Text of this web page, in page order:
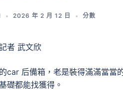
2026 年 2 月 12 日 分數
者 武文欣
car 后備箱，老是裝得滿滿當當
礎都能找獲得。